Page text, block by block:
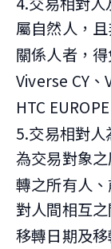
屬自然人，
關係人者，
Viverse CY
HTC
5.交易相對
為交易對象
轉之所有人
對人間相互
移轉日期及